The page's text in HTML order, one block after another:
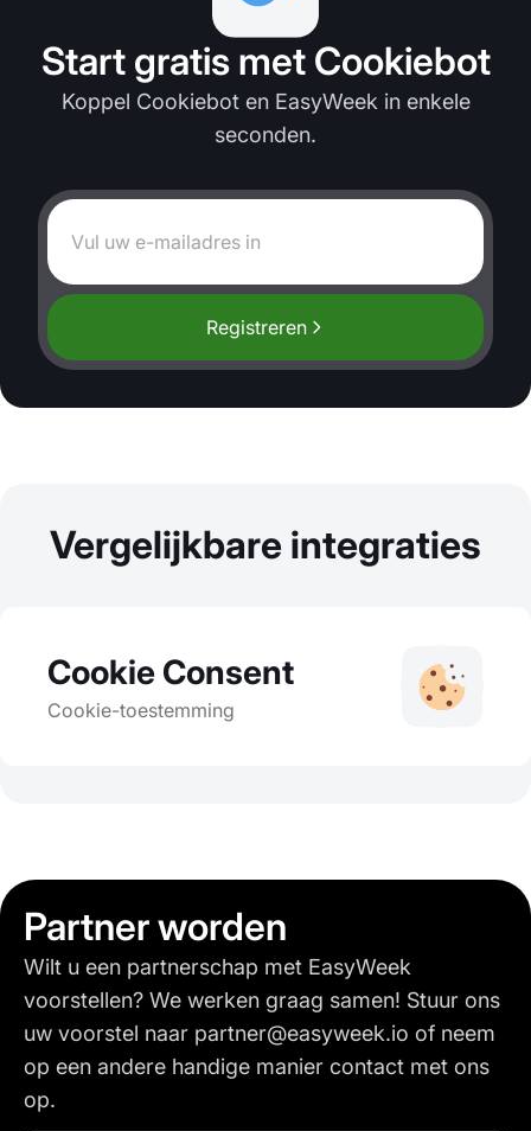
Start gratis met Cookiebot
Koppel Cookiebot en EasyWeek in enkele
seconden.
Registreren
Vergelijkbare integraties
Cookie Consent
Cookie-toestemming
Partner worden
Wilt u een partnerschap met EasyWeek
voorstellen? We werken graag samen! Stuur ons
uw voorstel naar partner@easyweek.io of neem
op een andere handige manier contact met ons
op.